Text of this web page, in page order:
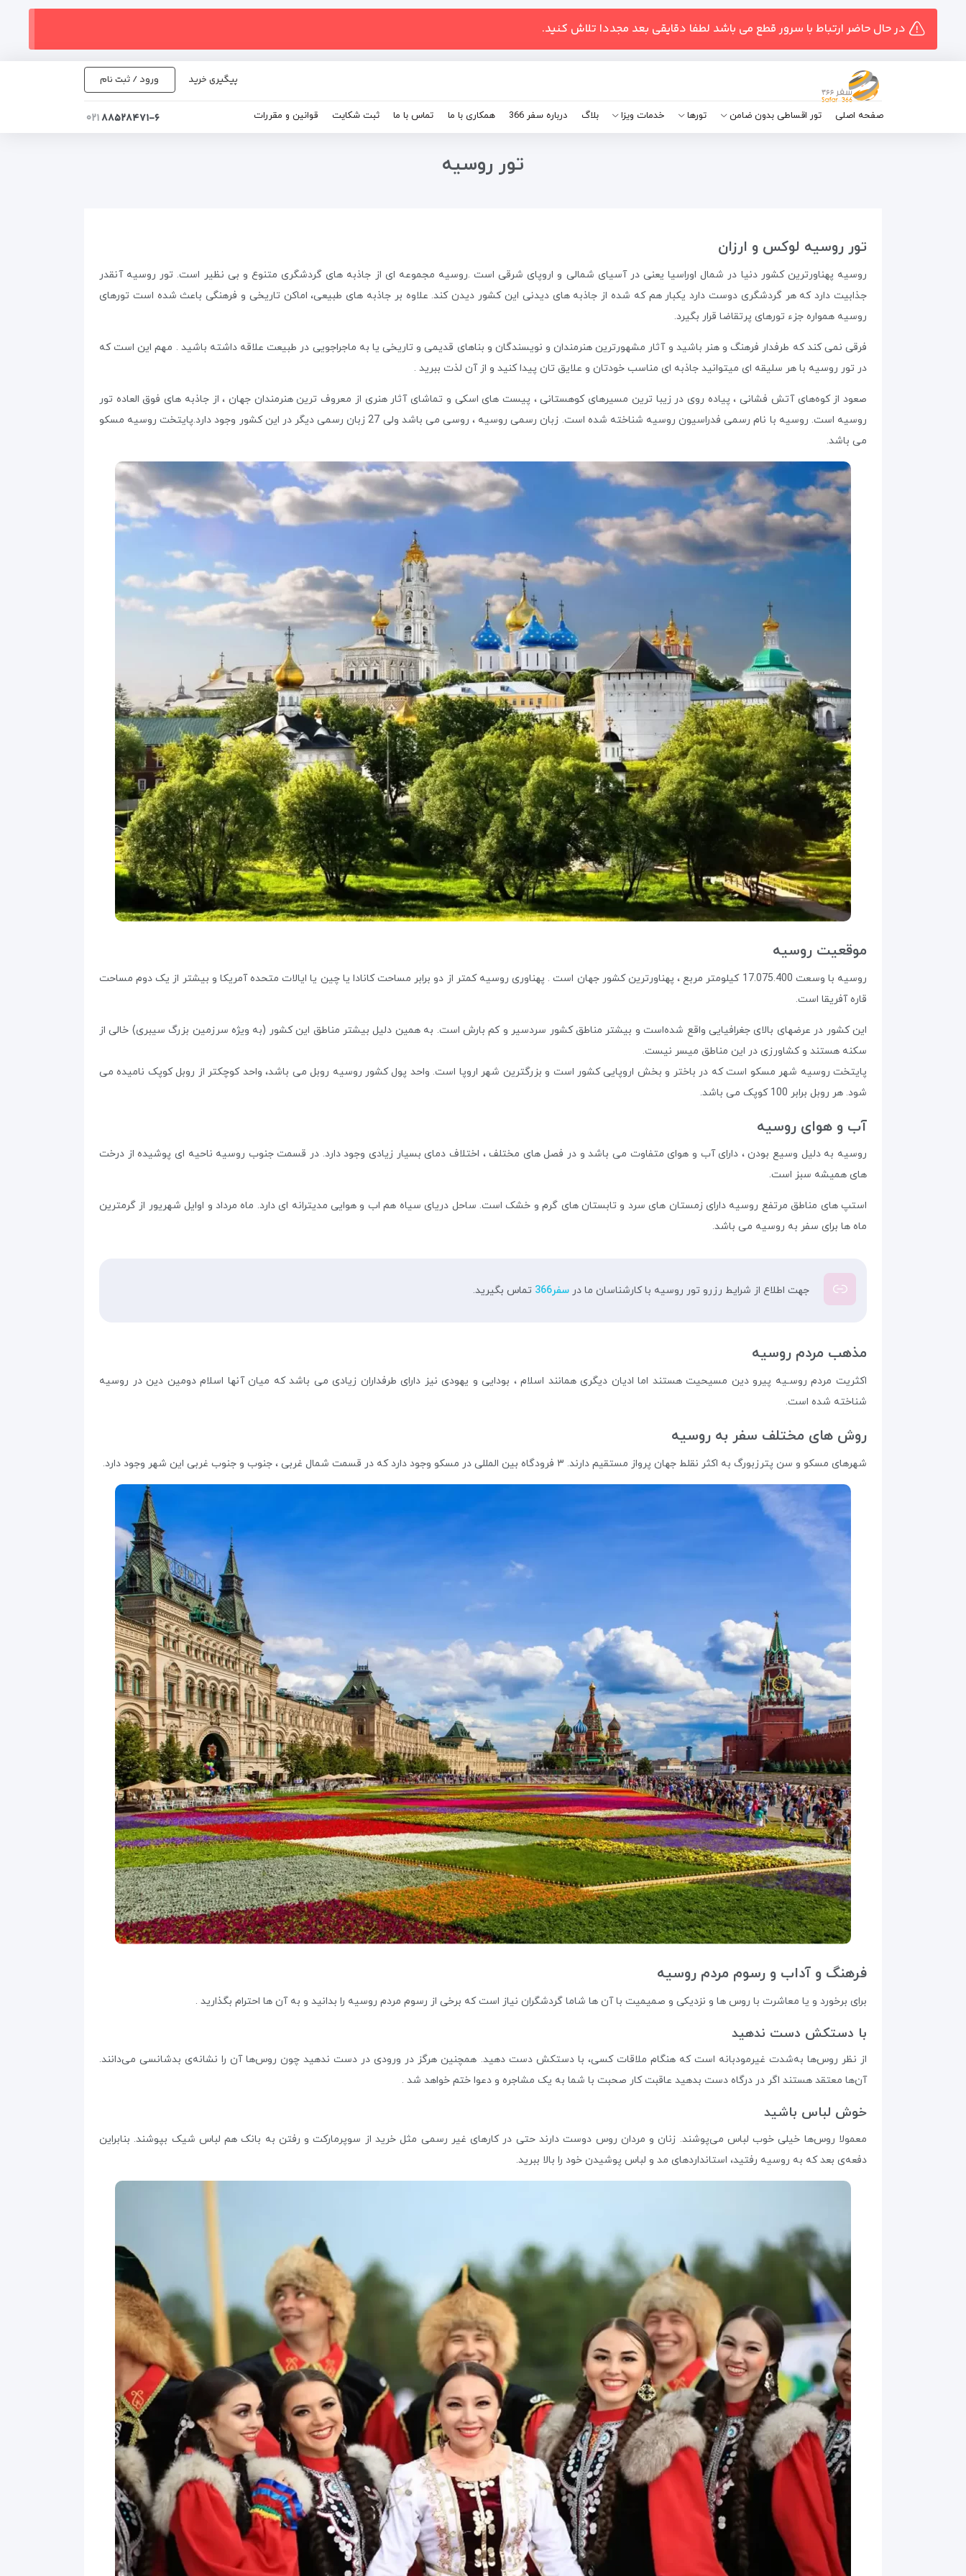
در حال حاضر ارتباط با سرور قطع می باشد لطفا دقایقی بعد مجددا تلاش کنید.
پیگیری خرید ورود / ثبت نام
صفحه اصلی تور اقساطی بدون ضامن تورها خدمات ویزا بلاگ درباره سفر 366 همکاری با ما تماس با ما ثبت شکایت قوانین و مقررات ۸۸۵۲۸۴۷۱-۶۰۲۱
تور روسیه
تور روسیه لوکس و ارزان
روسیه پهناورترین کشور دنیا در شمال اوراسیا یعنی در آسیای شمالی و اروپای شرقی است .روسیه مجموعه ‌ای از جاذبه‌ های گردشگری متنوع و بی ‌نظیر است. تور روسیه آنقدر
جذابیت دارد که هر گردشگری دوست دارد یکبار هم که شده از جاذبه های دیدنی این کشور دیدن کند. علاوه بر جاذبه های طبیعی، اماکن تاریخی و فرهنگی باعث شده است تورهای
روسیه همواره جزء تورهای پرتقاضا قرار بگیرد.
فرقی نمی‌ کند که طرفدار فرهنگ و هنر باشید و آثار مشهورترین هنرمندان و نویسندگان و بناهای قدیمی و تاریخی یا به ماجراجویی در طبیعت علاقه داشته باشید . مهم این است که
در تور روسیه با هر سلیقه ای میتوانید جاذبه‌ ای مناسب خودتان و علایق تان پیدا ‌کنید و از آن لذت ببرید .
صعود از کوه‌های آتش ‌فشانی ، پیاده‌ روی در زیبا ترین مسیرهای کوهستانی ، پیست‌ های اسکی و تماشای آثار هنری از معروف‌ ترین هنرمندان جهان ، از جاذبه‌ های فوق العاده تور
روسیه است. روسیه با نام رسمی فدراسیون روسیه شناخته شده است. زبان رسمی روسیه ، روسی می باشد ولی 27 زبان رسمی دیگر در این کشور وجود دارد.پایتخت روسیه مسکو
می باشد.
موقعیت روسیه
روسیه با وسعت 17.075.400 کیلومتر مربع ، پهناورترین کشور جهان است . پهناوری روسیه کمتر از دو برابر مساحت کانادا یا چین یا ایالات متحده آمریکا و بیشتر از یک دوم مساحت
قاره آفریقا است.
این کشور در عرضهای بالای جغرافیایی واقع شده‌است و بیشتر مناطق کشور سردسیر و کم بارش است. به همین دلیل بیشتر مناطق این کشور (به ویژه سرزمین بزرگ سیبری) خالی از
سکنه هستند و کشاورزی در این مناطق میسر نیست.
پایتخت روسیه شهر مسکو است که در باختر و بخش اروپایی کشور است و بزرگترین شهر اروپا است. واحد پول کشور روسیه روبل می باشد، واحد کوچکتر از روبل کوپک نامیده می
شود. هر روبل برابر 100 کوپک می باشد.
آب و هوای روسیه
روسیه به دلیل وسیع بودن ، دارای آب و هوای متفاوت می باشد و در فصل های مختلف ، اختلاف دمای بسیار زیادی وجود دارد. در قسمت جنوب روسیه ناحیه ای پوشیده از درخت
های همیشه سبز است.
استپ های مناطق مرتفع روسیه دارای زمستان های سرد و تابستان های گرم و خشک است. ساحل دریای سیاه هم اب و هوایی مدیترانه ای دارد. ماه مرداد و اوایل شهریور از گرمترین
ماه ها برای سفر به روسیه می باشد.
جهت اطلاع از شرایط رزرو تور روسیه با کارشناسان ما در سفر366 تماس بگیرید.
مذهب مردم روسیه
اکثریت مردم روسـیه پیرو دین مسیحیت هستند اما ادیان دیگری همانند اسلام ، بودایی و یهودی نیز دارای طرفداران زیادی می باشد که میان آنها اسلام دومین دین در روسیه
شناخته شده است.
روش های مختلف سفر به روسیه
شهرهای مسکو و سن پترزبورگ به اکثر نقلط جهان پرواز مستقیم دارند. ۳ فرودگاه بین المللی در مسکو وجود دارد که در قسمت شمال غربی ، جنوب و جنوب غربی این شهر وجود دارد.
فرهنگ و آداب و رسوم مردم روسیه
برای برخورد و یا معاشرت با روس ها و نزدیکی و صمیمیت با آن ها شاما گردشگران نیاز است که برخی از رسوم مردم روسیه را بدانید و به آن ها احترام بگذارید .
با دستکش دست ندهید
از نظر روس‌ها به‌شدت غیر‌مودبانه است که هنگام ملاقات کسی، با دستکش دست دهید. همچنین هرگز در ورودی در دست ندهید چون روس‌ها آن را نشانه‌ی بدشانسی می‌دانند.
آن‌ها معتقد هستند اگر در درگاه دست بدهید عاقبت کار صحبت با شما به یک مشاجره و دعوا ختم خواهد شد .
خوش لباس باشید
معمولا روس‌ها خیلی خوب لباس می‌پوشند. زنان و مردان روس دوست دارند حتی در کارهای غیر رسمی مثل خرید از سوپرمارکت و رفتن به بانک هم لباس شیک بپوشند. بنابراین
دفعه‌ی بعد که به روسیه رفتید، استانداردهای مد و لباس پوشیدن خود را بالا ببرید.